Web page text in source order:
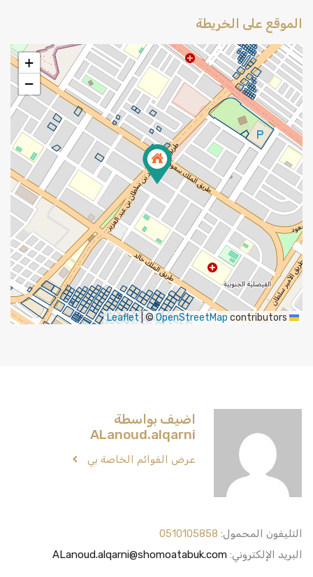
الموقع على الخريطة
+
−
|©OpenStreetMap contributors
اضيف بواسطة
ALanoud.alqarni
عرض القوائم الخاصة بي
التليفون المحمول: 0510105858
البريد الإلكتروني: ALanoud.alqarni@shomoatabuk.com